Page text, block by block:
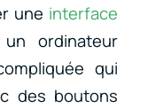
une interface
ordinateur
qui
des boutons